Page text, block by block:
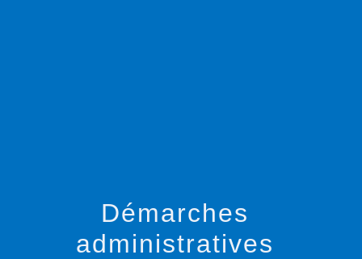
Démarches
administratives